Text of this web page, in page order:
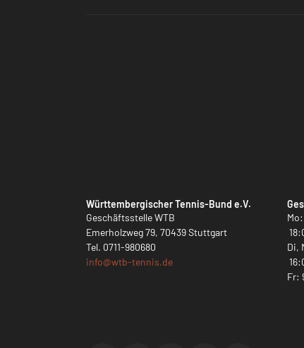
Württembergischer Tennis-Bund e.V.
Geschäftsstelle WTB
Emerholzweg 79, 70439 Stuttgart
Tel. 0711-980680
info@wtb-tennis.de
Di,
Fr: